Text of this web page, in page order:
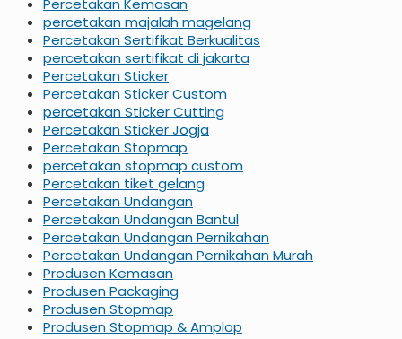
Percetakan Kemasan
percetakan majalah magelang
Percetakan Sertifikat Berkualitas
percetakan sertifikat di jakarta
Percetakan Sticker
Percetakan Sticker Custom
percetakan Sticker Cutting
Percetakan Sticker Jogja
Percetakan Stopmap
percetakan stopmap custom
Percetakan tiket gelang
Percetakan Undangan
Percetakan Undangan Bantul
Percetakan Undangan Pernikahan
Percetakan Undangan Pernikahan Murah
Produsen Kemasan
Produsen Packaging
Produsen Stopmap
Produsen Stopmap & Amplop